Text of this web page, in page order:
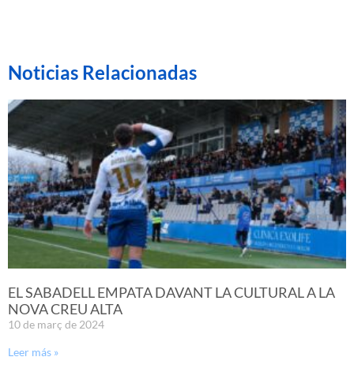
Noticias Relacionadas
EL SABADELL EMPATA DAVANT LA CULTURAL A LA
NOVA CREU ALTA
10 de març de 2024
Leer más »